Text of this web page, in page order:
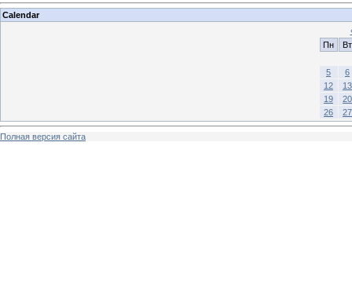
Calendar
Пн
Вт
5
6
12
13
19
20
26
27
Полная версия сайта